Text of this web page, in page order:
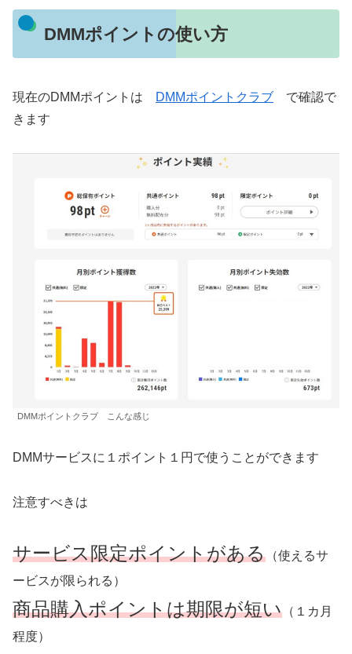
DMMポイントの使い方
現在のDMMポイントは DMMポイントクラブ で確認で
きます
DMMポイントクラブ こんな感じ
DMMサービスに１ポイント１円で使うことができます
注意すべきは
サービス限定ポイントがある （使えるサ
ービスが限られる）
商品購入ポイントは期限が短い （１カ月
程度）